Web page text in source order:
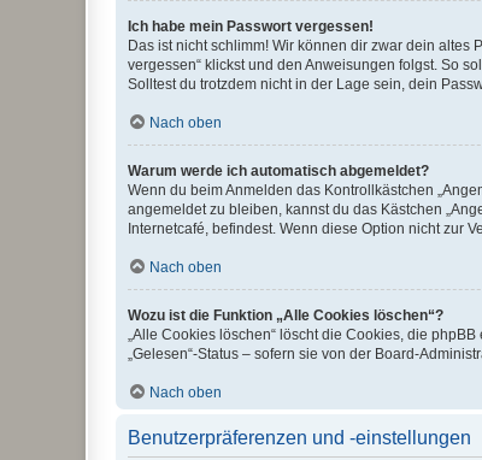
Ich habe mein Passwort vergessen!
Das ist nicht schlimm! Wir können dir zwar dein altes
vergessen“ klickst und den Anweisungen folgst. So
Solltest du trotzdem nicht in der Lage sein, dein
Nach oben
Warum werde ich automatisch abgemeldet?
Wenn du beim Anmelden das Kontrollkästchen
angemeldet zu bleiben, kannst du das Kästchen
Internetcafé, befindest. Wenn diese Option nicht zur
Nach oben
Wozu ist die Funktion „Alle Cookies löschen“?
„Alle Cookies löschen“ löscht die Cookies, die
„Gelesen“-Status – sofern sie von der Board-
Nach oben
Benutzerpräferenzen und -einstellungen